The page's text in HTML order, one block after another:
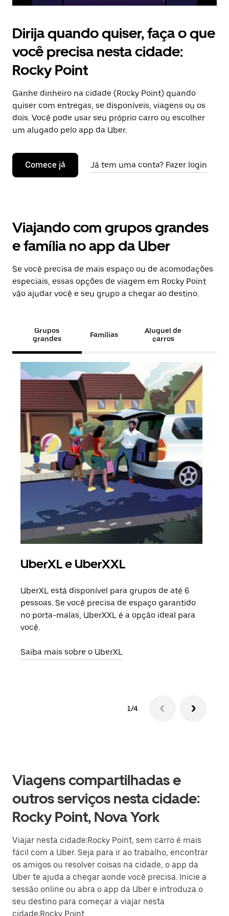
Dirija quando quiser, faça o que
você precisa nesta cidade:
Rocky Point
Ganhe dinheiro na cidade (Rocky Point) quando
quiser com entregas, se disponíveis, viagens ou os
dois. Você pode usar seu próprio carro ou escolher
um alugado pelo app da Uber.
Comece já Já tem uma conta? Fazer login
Viajando com grupos grandes
e família no app da Uber
Se você precisa de mais espaço ou de acomodações
especiais, essas opções de viagem em Rocky Point
vão ajudar você e seu grupo a chegar ao destino.
Grupos
grandes
Famílias
Aluguel de
carros
UberXL e UberXXL
UberXL está disponível para grupos de até 6
pessoas. Se você precisa de espaço garantido
no porta-malas, UberXXL é a opção ideal para
você.
Saiba mais sobre o UberXL
1/4
Viagens compartilhadas e
outros serviços nesta cidade:
Rocky Point, Nova York
Viajar nesta cidade:Rocky Point, sem carro é mais
fácil com a Uber. Seja para ir ao trabalho, encontrar
os amigos ou resolver coisas na cidade, o app da
Uber te ajuda a chegar aonde você precisa. Inicie a
sessão online ou abra o app da Uber e introduza o
seu destino para começar a viajar nesta
cidade:Rocky Point.